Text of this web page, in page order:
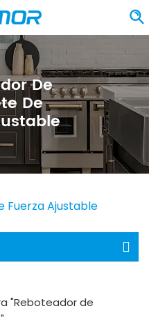
De
De
Fuerza Ajustable
"Reboteador de